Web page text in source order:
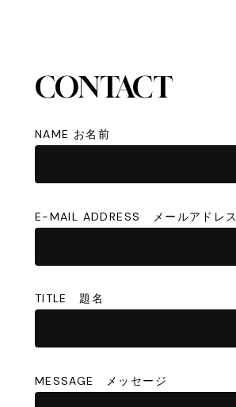
CONTACT
NAME お名前
E-MAIL ADDRESS メールアドレス
TITLE 題名
MESSAGE メッセージ